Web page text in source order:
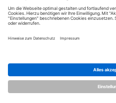
© ALLPLAN Deutschland GmbH
Group